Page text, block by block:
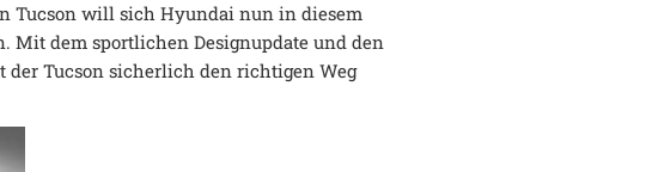
Tucson will sich Hyundai nun in diesem
Mit dem sportlichen Designupdate und den
Tucson sicherlich den richtigen Weg